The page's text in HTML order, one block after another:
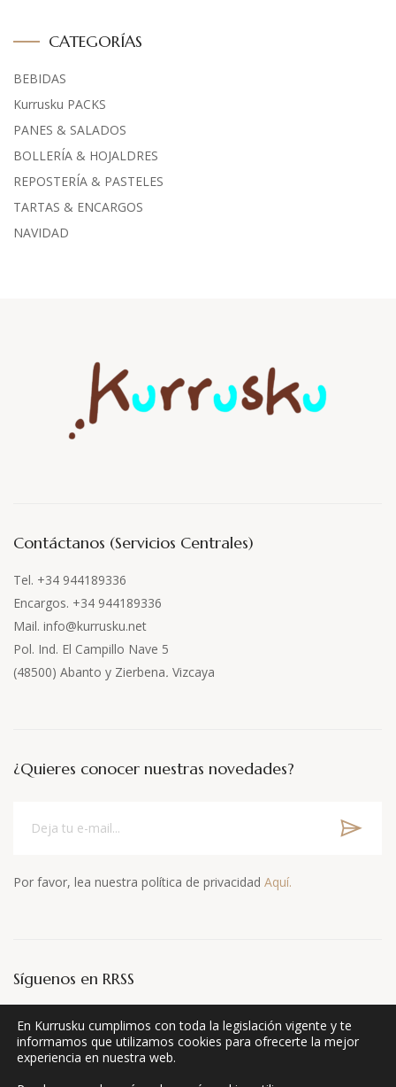
CATEGORÍAS
BEBIDAS
Kurrusku PACKS
PANES & SALADOS
BOLLERÍA & HOJALDRES
REPOSTERÍA & PASTELES
TARTAS & ENCARGOS
NAVIDAD
Contáctanos (Servicios Centrales)
Tel. +34 944189336
Encargos. +34 944189336
Mail. info@kurrusku.net
Pol. Ind. El Campillo Nave 5
(48500) Abanto y Zierbena. Vizcaya
¿Quieres conocer nuestras novedades?
Por favor, lea nuestra política de privacidad Aquí.
Síguenos en RRSS
En Kurrusku cumplimos con toda la legislación vigente y te
informamos que utilizamos cookies para ofrecerte la mejor
experiencia en nuestra web.